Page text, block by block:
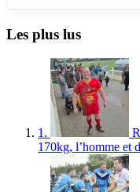
Les plus lus
1.
170kg, l’homme et